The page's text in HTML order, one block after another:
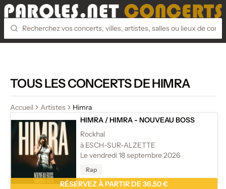
TOUS LES CONCERTS DE HIMRA
Accueil Artistes
Himra
HIMRA /HIMRA - NOUVEAU BOSS
Rockhal
à ESCH-SUR-ALZETTE
Le vendredi 18 septembre 2026
Rap
RÉSERVEZ À PARTIR DE 36.50 €